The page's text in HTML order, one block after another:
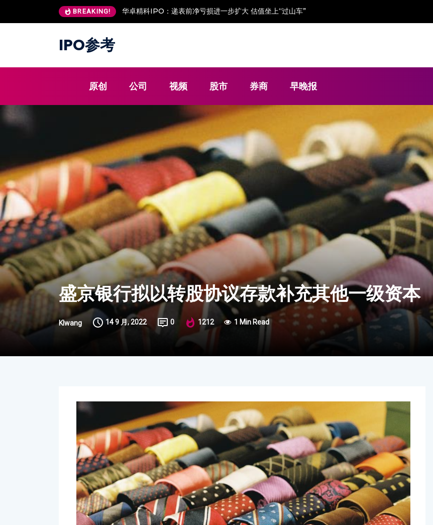
BREAKING! 华卓精科IPO：递表前净亏损进一步扩大 估值坐上“过山车”
IPO参考
原创 公司 视频 股市 券商 早晚报
盛京银行拟以转股协议存款补充其他一级资本
Klwang 14 9 月, 2022 0 1212 1 Min Read